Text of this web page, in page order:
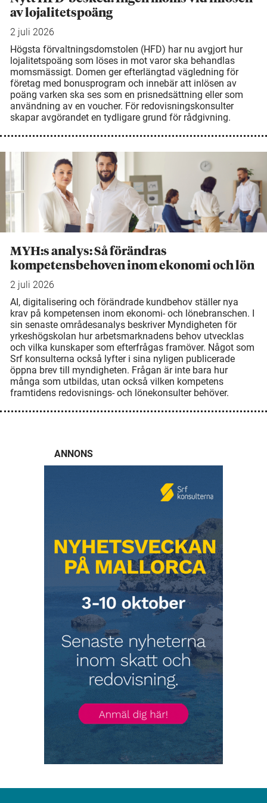
av lojalitetspoäng
2 juli 2026
Högsta förvaltningsdomstolen (HFD) har nu avgjort hur
lojalitetspoäng som löses in mot varor ska behandlas
momsmässigt. Domen ger efterlängtad vägledning för
företag med bonusprogram och innebär att inlösen av
poäng varken ska ses som en prisnedsättning eller som
användning av en voucher. För redovisningskonsulter
skapar avgörandet en tydligare grund för rådgivning.
MYH:s analys: Så förändras
kompetensbehoven inom ekonomi och lön
2 juli 2026
AI, digitalisering och förändrade kundbehov ställer nya
krav på kompetensen inom ekonomi- och lönebranschen. I
sin senaste områdesanalys beskriver Myndigheten för
yrkeshögskolan hur arbetsmarknadens behov utvecklas
och vilka kunskaper som efterfrågas framöver. Något som
Srf konsulterna också lyfter i sina nyligen publicerade
öppna brev till myndigheten. Frågan är inte bara hur
många som utbildas, utan också vilken kompetens
framtidens redovisnings- och lönekonsulter behöver.
ANNONS